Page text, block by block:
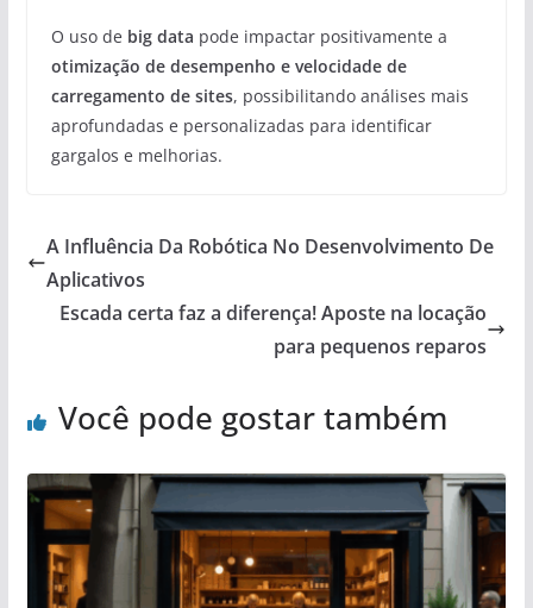
O uso de big data pode impactar positivamente a
otimização de desempenho e velocidade de
carregamento de sites, possibilitando análises mais
aprofundadas e personalizadas para identificar
gargalos e melhorias.
A Influência Da Robótica No Desenvolvimento De
Aplicativos
Escada certa faz a diferença! Aposte na locação
para pequenos reparos
Você pode gostar também